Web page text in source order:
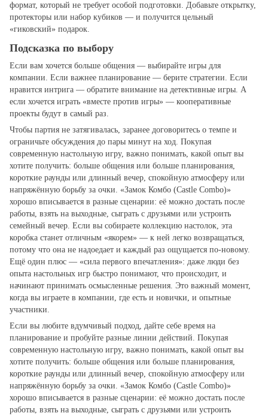
формат, который не требует особой подготовки. Добавьте открытку,
протекторы или набор кубиков — и получится цельный
«гиковский» подарок.
Подсказка по выбору
Если вам хочется больше общения — выбирайте игры для
компании. Если важнее планирование — берите стратегии. Если
нравится интрига — обратите внимание на детективные игры. А
если хочется играть «вместе против игры» — кооперативные
проекты будут в самый раз.
Чтобы партия не затягивалась, заранее договоритесь о темпе и
ограничьте обсуждения до пары минут на ход. Покупая
современную настольную игру, важно понимать, какой опыт вы
хотите получить: больше общения или больше планирования,
короткие раунды или длинный вечер, спокойную атмосферу или
напряжённую борьбу за очки. «Замок Комбо (Castle Combo)»
хорошо вписывается в разные сценарии: её можно достать после
работы, взять на выходные, сыграть с друзьями или устроить
семейный вечер. Если вы собираете коллекцию настолок, эта
коробка станет отличным «якорем» — к ней легко возвращаться,
потому что она не надоедает и каждый раз ощущается по‑новому.
Ещё один плюс — «сила первого впечатления»: даже люди без
опыта настольных игр быстро понимают, что происходит, и
начинают принимать осмысленные решения. Это важный момент,
когда вы играете в компании, где есть и новички, и опытные
участники.
Если вы любите вдумчивый подход, дайте себе время на
планирование и пробуйте разные линии действий. Покупая
современную настольную игру, важно понимать, какой опыт вы
хотите получить: больше общения или больше планирования,
короткие раунды или длинный вечер, спокойную атмосферу или
напряжённую борьбу за очки. «Замок Комбо (Castle Combo)»
хорошо вписывается в разные сценарии: её можно достать после
работы, взять на выходные, сыграть с друзьями или устроить